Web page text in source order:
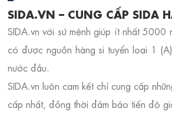
SIDA.VN – CUNG CẤP SIDA
SIDA.vn với sứ mệnh giúp ít nhất
có được nguồn hàng si tuyển loại 1
nước đầu.
SIDA.vn luôn cam kết chỉ cung cấp
cấp nhất, đồng thời đảm bảo tiến độ